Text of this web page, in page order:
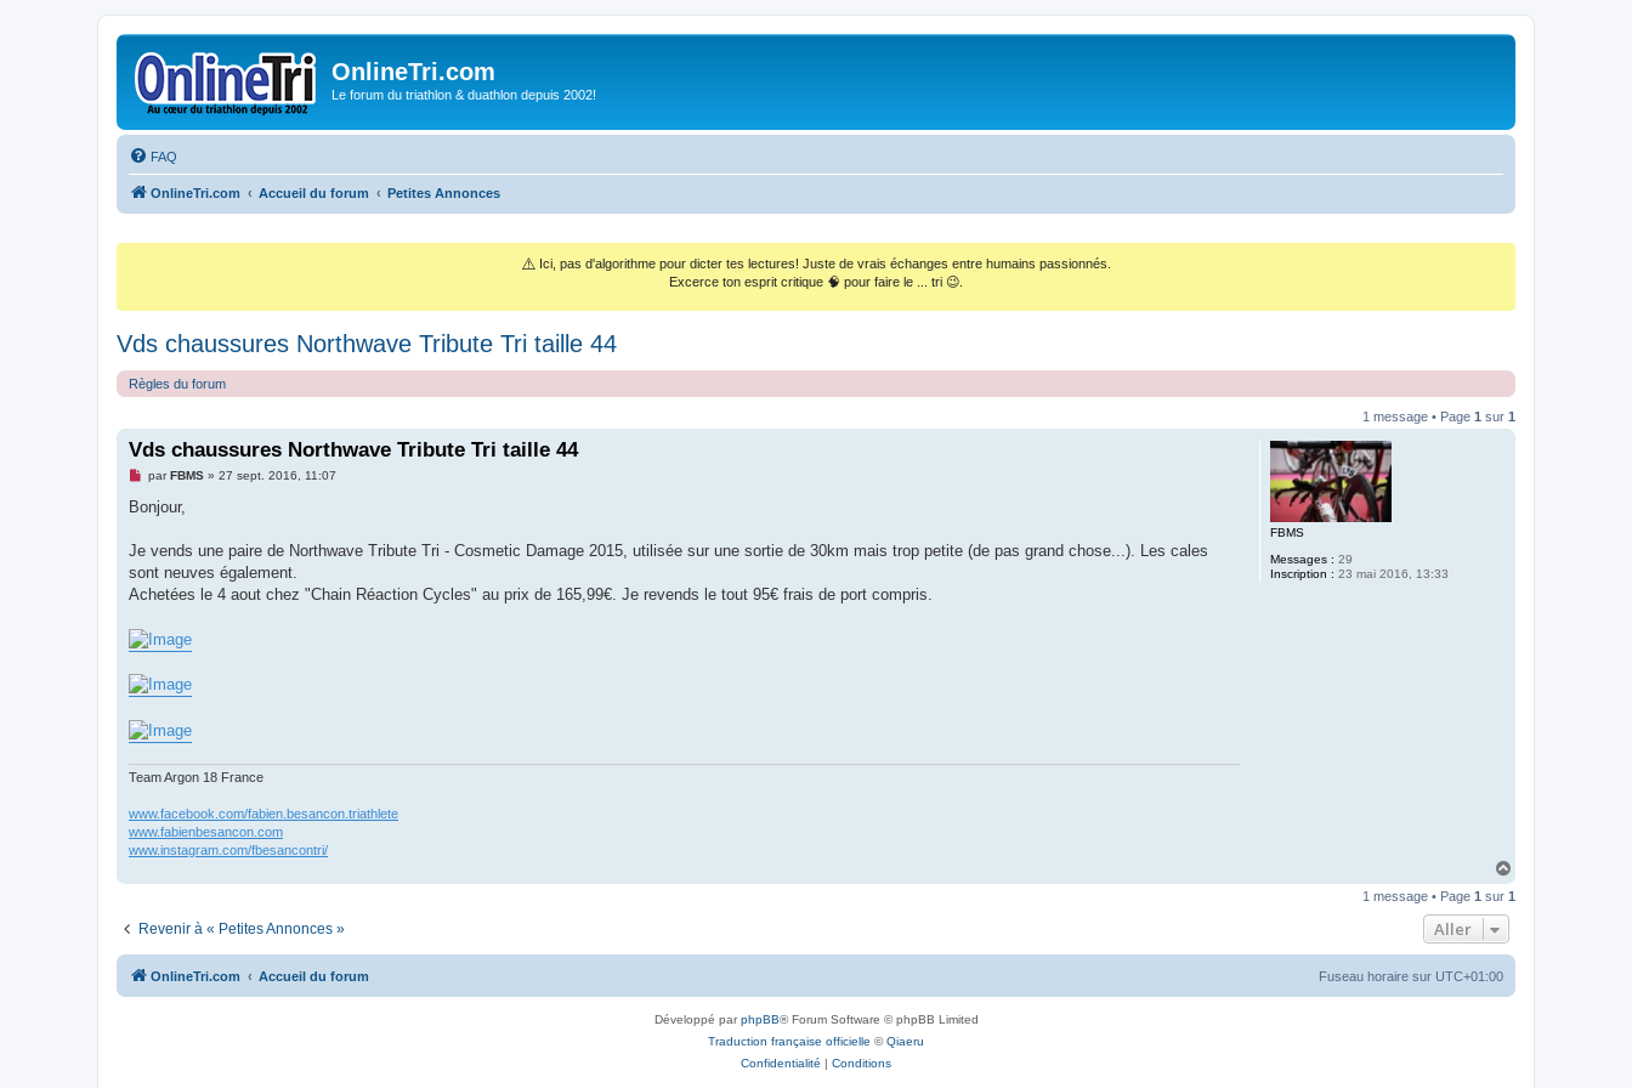
OnlineTri.com
Le forum du triathlon & duathlon depuis 2002!
FAQ
OnlineTri.com Accueil du forum Petites Annonces
⚠️ Ici, pas d'algorithme pour dicter tes lectures! Juste de vrais échanges entre humains passionnés.
Excerce ton esprit critique 🧠 pour faire le ... tri 😉.
Vds chaussures Northwave Tribute Tri taille 44
Règles du forum
1 message • Page 1 sur 1
FBMS
Messages : 29
Inscription : 23 mai 2016, 13:33
Vds chaussures Northwave Tribute Tri taille 44
M
s
g
n
o
u
parFBMS» 27 sept. 2016, 11:07
Bonjour,
Je vends une paire de Northwave Tribute Tri - Cosmetic Damage 2015, utilisée sur une sortie de 30km mais trop petite (de pas grand chose...). Les cales
sont neuves également.
Achetées le 4 aout chez "Chain Réaction Cycles" au prix de 165,99€. Je revends le tout 95€ frais de port compris.
Team Argon 18 France
www.facebook.com/fabien.besancon.triathlete
www.fabienbesancon.com
www.instagram.com/fbesancontri/
u
1 message • Page 1 sur 1
Revenir à « Petites Annonces » Aller
OnlineTri.com Accueil du forum Fuseau horaire sur UTC+01:00
Développé parphpBB® Forum Software © phpBB Limited
Traduction française officielle ©Qiaeru
Confidentialité | Conditions